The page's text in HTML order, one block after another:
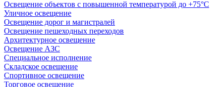
Освещение объектов с повышенной температурой до +75°C
Уличное освещение
Освещение дорог и магистралей
Освещение пешеходных переходов
Архитектурное освещение
Освещение АЗС
Специальное исполнение
Складское освещение
Спортивное освещение
Торговое освещение